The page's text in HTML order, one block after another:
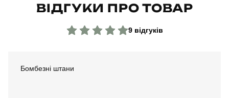
ВІДГУКИ ПРО ТОВАР
9 відгуків
Бомбезні штани